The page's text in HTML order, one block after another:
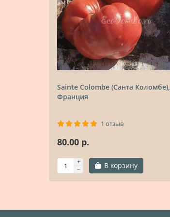
Sainte Colombe (Санта Коломбе),
Франция
1 отзыв
80.00 р.
В корзину